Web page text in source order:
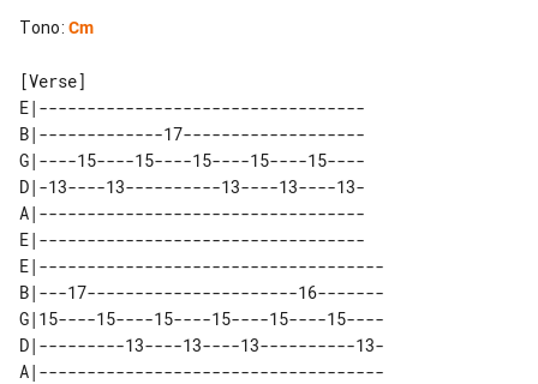
Tono: Cm
[Verse]
E|----------------------------------
B|-------------17-------------------
G|----15----15----15----15----15----
D|-13----13----------13----13----13-
A|----------------------------------
E|----------------------------------
E|------------------------------------
B|---17----------------------16-------
G|15----15----15----15----15----15----
D|---------13----13----13----------13-
A|------------------------------------